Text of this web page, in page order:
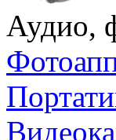
Аудио,